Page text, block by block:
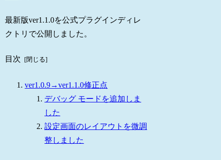
最新版ver1.1.0を公式プラグインディレ
クトリで公開しました。
目次
ver1.0.9→ver1.1.0修正点
デバッグ モードを追加しま
した
設定画面のレイアウトを微調
整しました